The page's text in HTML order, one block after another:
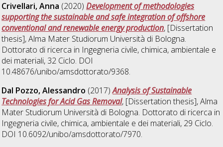
Crivellari, Anna (2020)Development of methodologies
supporting the sustainable and safe integration of offshore
conventional and renewable energy production, [Dissertation
thesis], Alma Mater Studiorum Università di Bologna.
Dottorato di ricerca in Ingegneria civile, chimica, ambientale e
dei materiali, 32 Ciclo. DOI
10.48676/unibo/amsdottorato/9368.
Dal Pozzo, Alessandro (2017)Analysis of Sustainable
Technologies for Acid Gas Removal, [Dissertation thesis], Alma
Mater Studiorum Università di Bologna. Dottorato di ricerca in
Ingegneria civile, chimica, ambientale e dei materiali, 29 Ciclo.
DOI 10.6092/unibo/amsdottorato/7970.